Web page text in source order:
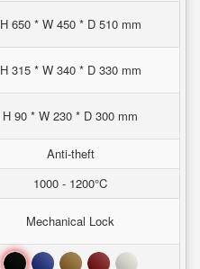
H 650 * W 450 * D 510 mm
H 315 * W 340 * D 330 mm
H 90 * W 230 * D 300 mm
Anti-theft
1000 - 1200°C
Mechanical Lock
Đen Xanh Nâu Đỏ Trắng